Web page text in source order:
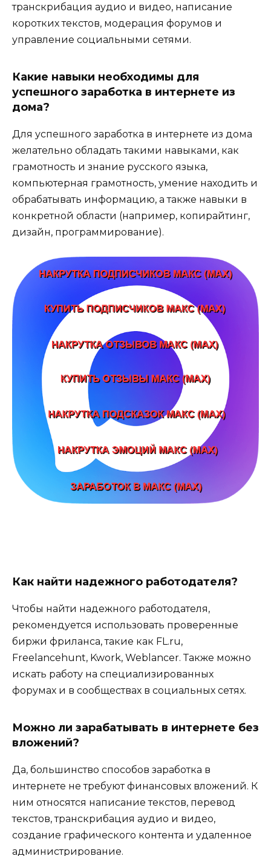
транскрибация аудио и видео, написание
коротких текстов, модерация форумов и
управление социальными сетями.
Какие навыки необходимы для
успешного заработка в интернете из
дома?
Для успешного заработка в интернете из дома
желательно обладать такими навыками, как
грамотность и знание русского языка,
компьютерная грамотность, умение находить и
обрабатывать информацию, а также навыки в
конкретной области (например, копирайтинг,
дизайн, программирование).
Как найти надежного работодателя?
Чтобы найти надежного работодателя,
рекомендуется использовать проверенные
биржи фриланса, такие как FL.ru,
Freelancehunt, Kwork, Weblancer. Также можно
искать работу на специализированных
форумах и в сообществах в социальных сетях.
Можно ли зарабатывать в интернете без
вложений?
Да, большинство способов заработка в
интернете не требуют финансовых вложений. К
ним относятся написание текстов, перевод
текстов, транскрибация аудио и видео,
создание графического контента и удаленное
администрирование.